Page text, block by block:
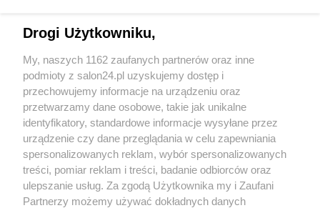
Sport
Społeczeństwo
Kultura
X Facebook Instagram Youtube
Drogi Użytkowniku,
My, naszych 1162 zaufanych partnerów oraz inne
podmioty z salon24.pl uzyskujemy dostęp i
przechowujemy informacje na urządzeniu oraz
przetwarzamy dane osobowe, takie jak unikalne
identyfikatory, standardowe informacje wysyłane przez
urządzenie czy dane przeglądania w celu zapewniania
spersonalizowanych reklam, wybór spersonalizowanych
treści, pomiar reklam i treści, badanie odbiorców oraz
ulepszanie usług. Za zgodą Użytkownika my i Zaufani
Partnerzy możemy używać dokładnych danych